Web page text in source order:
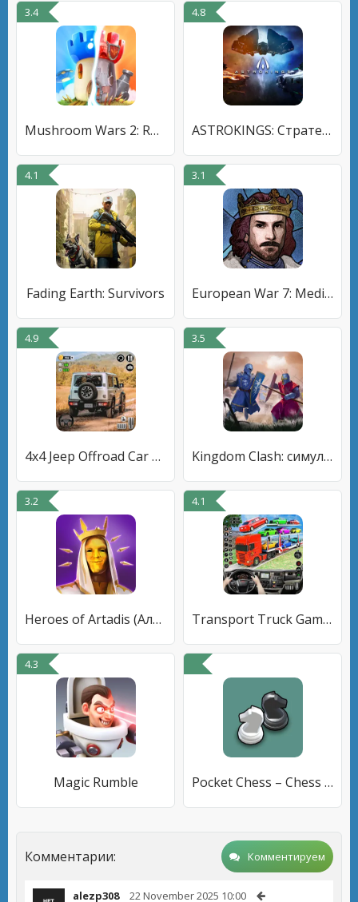
3.4
Mushroom Wars 2: RTS стратегии
4.8
ASTROKINGS: Стратегия, космосе
4.1
Fading Earth: Survivors
3.1
European War 7: Medieval
4.9
4x4 Jeep Offroad Car Driving
3.5
Kingdom Clash: симулятор битвы
3.2
Heroes of Artadis (Альфа)
4.1
Transport Truck Game Car Games
4.3
Magic Rumble Pocket Chess – Chess Puzzles
Комментарии: Комментируем
alezp308 22 November 2025 10:00